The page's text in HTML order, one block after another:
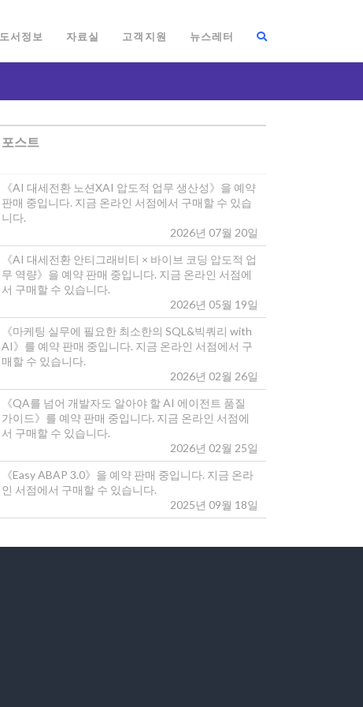
도서정보 자료실 고객지원 뉴스레터
포스트
《AI 대세전환 노션XAI 압도적 업무 생산성》을 예약
판매 중입니다. 지금 온라인 서점에서 구매할 수 있습
니다.
2026년 07월 20일
《AI 대세전환 안티그래비티 × 바이브 코딩 압도적 업
무 역량》을 예약 판매 중입니다. 지금 온라인 서점에
서 구매할 수 있습니다.
2026년 05월 19일
《마케팅 실무에 필요한 최소한의 SQL&빅쿼리 with
AI》를 예약 판매 중입니다. 지금 온라인 서점에서 구
매할 수 있습니다.
2026년 02월 26일
《QA를 넘어 개발자도 알아야 할 AI 에이전트 품질
가이드》를 예약 판매 중입니다. 지금 온라인 서점에
서 구매할 수 있습니다.
2026년 02월 25일
《Easy ABAP 3.0》을 예약 판매 중입니다. 지금 온라
인 서점에서 구매할 수 있습니다.
2025년 09월 18일